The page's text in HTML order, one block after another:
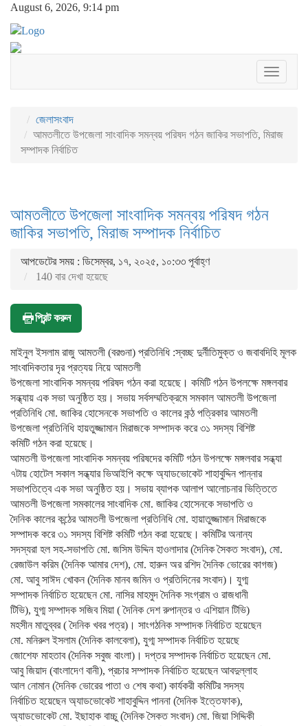
August 6, 2026, 9:14 pm
Toggle
জেলাসংবাদ
আমতলীতে উপজেলা সাংবাদিক সমন্বয় পরিষদ গঠন জাকির সভাপতি, মিরাজ
সম্পাদক নির্বাচিত
আমতলীতে উপজেলা সাংবাদিক সমন্বয় পরিষদ গঠন
জাকির সভাপতি, মিরাজ সম্পাদক নির্বাচিত
আপডেটের সময় : ডিসেম্বর, ১৭, ২০২৫, ১০:৩৩ পূর্বাহ্ণ
140 বার দেখা হয়েছে
প্রিন্ট করুন
মাইনুল ইসলাম রাজু আমতলী (বরগুনা) প্রতিনিধি :স্বচ্ছ দুর্নীতিমুক্ত ও জবাবদিহি মূলক
সাংবাদিকতার দৃর প্রত্যয় নিয়ে আমতলী
উপজেলা সাংবাদিক সমন্বয় পরিষদ গঠন করা হয়েছে। কমিটি গঠন উপলক্ষে মঙ্গলবার
সন্ধ্যায় এক সভা অনুষ্ঠিত হয়। সভায় সর্বসম্মতিক্রমে সমকাল আমতলী উপজেলা
প্রতিনিধি মো. জাকির হোসেনকে সভাপতি ও কালের কন্ঠ পত্রিকার আমতলী
উপজেলা প্রতিনিধি হায়তুজ্জামান মিরাজকে সম্পাদক করে ৩১ সদস্য বিশিষ্ট
কমিটি গঠন করা হয়েছে।
আমতলী উপজেলা সাংবাদিক সমন্বয় পরিষদের কমিটি গঠন উপলক্ষে মঙ্গলবার সন্ধ্যা
৭টায় হোটেল সকাল সন্ধ্যার ভিআইপি কক্ষে অ্যাডভোকেট শাহাবুদ্দিন পান্নার
সভাপতিত্বে এক সভা অনুষ্ঠিত হয়। সভায় ব্যাপক আলাপ আলোচনার ভিত্তিতে
আমতলী উপজেলা সমকালের সাংবাদিক মো. জাকির হোসেনকে সভাপতি ও
দৈনিক কালের কন্ঠের আমতলী উপজেলা প্রতিনিধি মো. হায়াতুজ্জামান মিরাজকে
সম্পাদক করে ৩১ সদস্য বিশিষ্ট কমিটি গঠন করা হয়েছে। কমিটির অনান্য
সদস্যরা হল সহ-সভাপতি মো. জসিম উদ্দিন হাওলাদার (দৈনিক সৈকত সংবাদ), মো.
রেজাউল করিম (দৈনিক আমার দেশ), মো. হারুন অর রশিদ দৈনিক ভোরের কাগজ)
মো. আবু সাঈদ খোকন (দৈনিক মানব জমিন ও প্রতিদিনের সংবাদ)। যুগ্ম
সম্পাদক নির্বাচিত হয়েছেন মো. নাসির মাহমুদ দৈনিক সংগ্রাম ও রাজধানী
টিভি), যুগ্ম সম্পাদক সজিব মিয়া ( দৈনিক দেশ রুপান্তর ও এশিয়ান টিভি)
মহসীন মাতুব্বর ( দৈনিক খবর পত্র)। সাংগঠনিক সম্পাদক নির্বাচিত হয়েছেন
মো. মনিরুল ইসলাম (দৈনিক কালবেলা), যুগ্ম সম্পাদক নির্বাচিত হয়েছে
জোশেফ মাহতাব (দৈনিক সবুজ বাংলা)। দপ্তর সম্পাদক নির্বাচিত হয়েছেন মো.
আবু জিয়াদ (বাংলাদেণ বানী), প্রচার সম্পাদক নির্বাচিত হয়েছেন আবদুল্লাহ
আল নোমান (দৈনিক ভোরের পাতা ও শেষ কথা) কার্যকরী কমিটির সদস্য
নির্বাচিত হয়েছেন অ্যাডভোকেট শাহাবুদ্দিন পাননা (দৈনিক ইত্তেফাক),
অ্যাডভোকেট মো. ইছাহাক বাচ্চু (দৈনিক সৈকত সংবাদ) মো. জিয়া সিদ্দিকী